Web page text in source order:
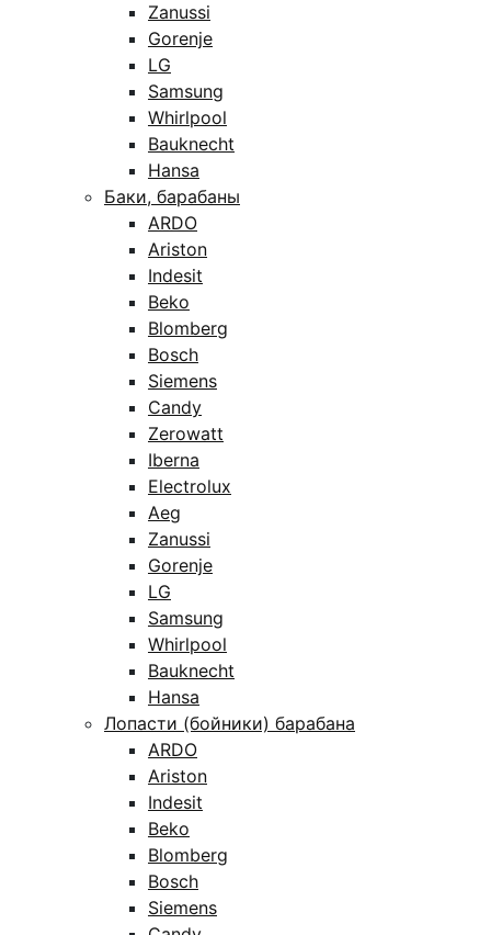
Zanussi
Gorenje
LG
Samsung
Whirlpool
Bauknecht
Hansa
Баки, барабаны
ARDO
Ariston
Indesit
Beko
Blomberg
Bosch
Siemens
Candy
Zerowatt
Iberna
Electrolux
Aeg
Zanussi
Gorenje
LG
Samsung
Whirlpool
Bauknecht
Hansa
Лопасти (бойники) барабана
ARDO
Ariston
Indesit
Beko
Blomberg
Bosch
Siemens